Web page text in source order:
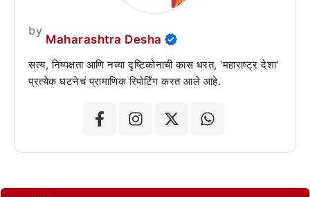
by
Maharashtra Desha
सत्य, निष्पक्षता आणि नव्या दृष्टिकोनाची कास धरत, 'महाराष्ट्र देशा'
प्रत्येक घटनेचं प्रामाणिक रिपोर्टिंग करत आले आहे.